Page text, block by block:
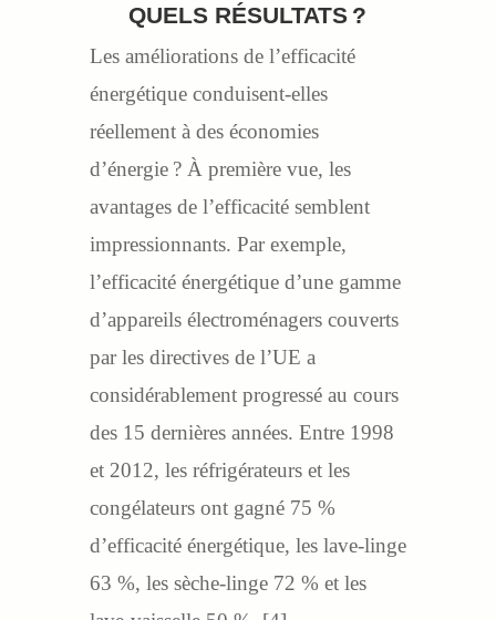
QUELS RÉSULTATS ?
Les améliorations de l’efficacité
énergétique conduisent-elles
réellement à des économies
d’énergie ? À première vue, les
avantages de l’efficacité semblent
impressionnants. Par exemple,
l’efficacité énergétique d’une gamme
d’appareils électroménagers couverts
par les directives de l’UE a
considérablement progressé au cours
des 15 dernières années. Entre 1998
et 2012, les réfrigérateurs et les
congélateurs ont gagné 75 %
d’efficacité énergétique, les lave-linge
63 %, les sèche-linge 72 % et les